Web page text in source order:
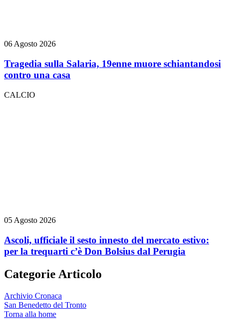
06 Agosto 2026
Tragedia sulla Salaria, 19enne muore schiantandosi
contro una casa
CALCIO
05 Agosto 2026
Ascoli, ufficiale il sesto innesto del mercato estivo:
per la trequarti c’è Don Bolsius dal Perugia
Categorie Articolo
Archivio Cronaca
San Benedetto del Tronto
Torna alla home